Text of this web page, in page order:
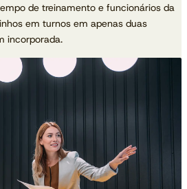
de treinamento e funcionários da
em turnos em apenas duas
incorporada.